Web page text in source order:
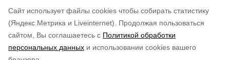
Cайт использует файлы cookies чтобы собирать статистику
(Яндекс.Метрика и Liveinternet).
Продолжая пользоваться
сайтом, Вы соглашаетесь с Политикой обработки
персональных данных и использовании cookies вашего
народный праздник погода
по оценке